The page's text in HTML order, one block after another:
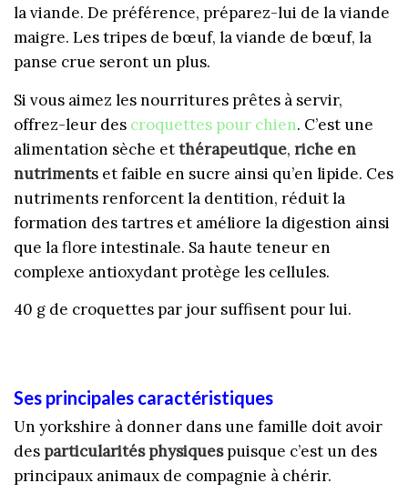
la viande. De préférence, préparez-lui de la viande
maigre. Les tripes de bœuf, la viande de bœuf, la
panse crue seront un plus.
Si vous aimez les nourritures prêtes à servir,
offrez-leur des croquettes pour chien. C’est une
alimentation sèche etthérapeutique, riche en
nutriments et faible en sucre ainsi qu’en lipide. Ces
nutriments renforcent la dentition, réduit la
formation des tartres et améliore la digestion ainsi
que la flore intestinale. Sa haute teneur en
complexe antioxydant protège les cellules.
40 g de croquettes par jour suffisent pour lui.
Ses principales caractéristiques
Un yorkshire à donner dans une famille doit avoir
des particularités physiquespuisque c’est un des
principaux animaux de compagnie à chérir.